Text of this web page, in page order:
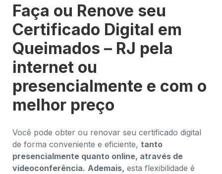
Faça ou Renove seu
Certificado Digital em
Queimados – RJ pela
internet ou
presencialmente e com o
melhor preço
Você pode obter ou renovar seu certificado digital
de forma conveniente e eficiente, tanto
presencialmente quanto online, através de
videoconferência. Ademais, esta flexibilidade é